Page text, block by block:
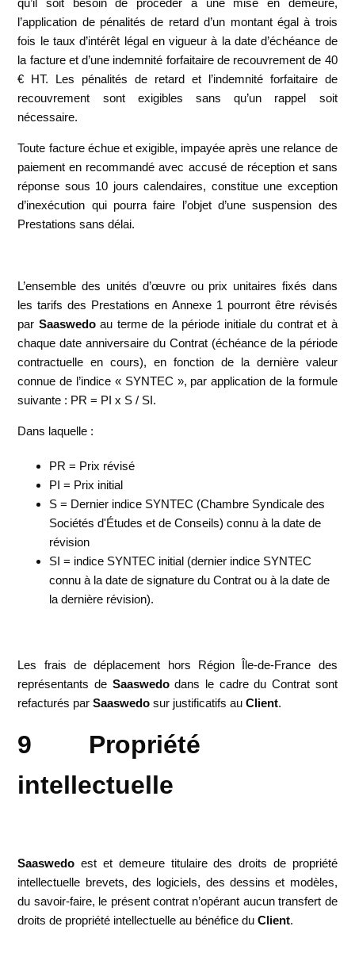
qu’il soit besoin de procéder à une mise en demeure,
l’application de pénalités de retard d’un montant égal à trois
fois le taux d’intérêt légal en vigueur à la date d’échéance de
la facture et d’une indemnité forfaitaire de recouvrement de 40
€ HT. Les pénalités de retard et l’indemnité forfaitaire de
recouvrement sont exigibles sans qu’un rappel soit
nécessaire.
Toute facture échue et exigible, impayée après une relance de
paiement en recommandé avec accusé de réception et sans
réponse sous 10 jours calendaires, constitue une exception
d’inexécution qui pourra faire l’objet d’une suspension des
Prestations sans délai.
L’ensemble des unités d’œuvre ou prix unitaires fixés dans
les tarifs des Prestations en Annexe 1 pourront être révisés
par Saaswedoau terme de la période initiale du contrat et à
chaque date anniversaire du Contrat (échéance de la période
contractuelle en cours), en fonction de la dernière valeur
connue de l’indice « SYNTEC », par application de la formule
suivante : PR = PI x S / SI.
Dans laquelle :
PR = Prix révisé
PI = Prix initial
S = Dernier indice SYNTEC (Chambre Syndicale des
Sociétés d'Études et de Conseils) connu à la date de
révision
SI = indice SYNTEC initial (dernier indice SYNTEC
connu à la date de signature du Contrat ou à la date de
la dernière révision).
Les frais de déplacement hors Région Île-de-France des
représentants de Saaswedodans le cadre du Contrat sont
refacturés parSaaswedo sur justificatifs auClient.
9 Propriété
intellectuelle
Saaswedo est et demeure titulaire des droits de propriété
intellectuelle brevets, des logiciels, des dessins et modèles,
du savoir-faire, le présent contrat n’opérant aucun transfert de
droits de propriété intellectuelle au bénéfice duClient.